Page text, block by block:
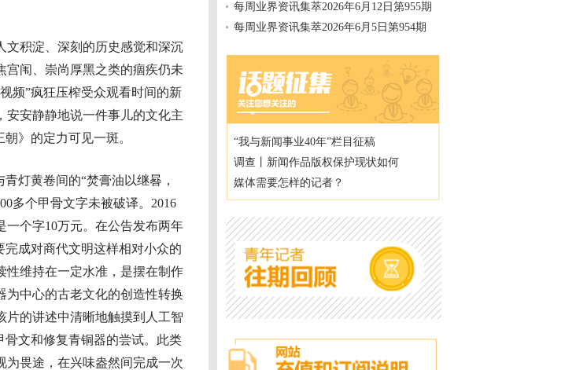
积淀、深刻的历史感觉和深沉
宫闱、崇尚厚黑之类的痼疾仍未
频”疯狂压榨受众观看时间的新
安安静静地说一件事儿的文化主
》的定力可见一斑。
灯黄卷间的“焚膏油以继晷，
多个甲骨文字未被破译。2016
个字10万元。在公告发布两年
完成对商代文明这样相对小众的
性维持在一定水准，是摆在制作
为中心的古老文化的创造性转换
片的讲述中清晰地触摸到人工智
骨文和修复青铜器的尝试。此类
为畏途，在兴味盎然间完成一次
每周业界资讯集萃2026年6月12日第955期
每周业界资讯集萃2026年6月5日第954期
“我与新闻事业40年”栏目征稿
调查丨新闻作品版权保护现状如何
媒体需要怎样的记者？